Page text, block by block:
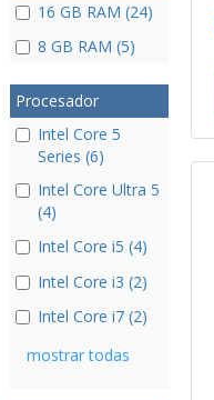
16 GB RAM (24)
8 GB RAM (5)
Procesador
Intel Core 5
Series (6)
Intel Core Ultra 5
(4)
Intel Core i5 (4)
Intel Core i3 (2)
Intel Core i7 (2)
mostrar todas